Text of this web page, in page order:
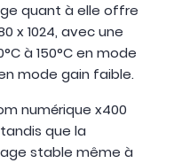
quant à elle offre
x 1024, avec une
à 150°C en mode
mode gain faible.
numérique x400
que la
stable même à